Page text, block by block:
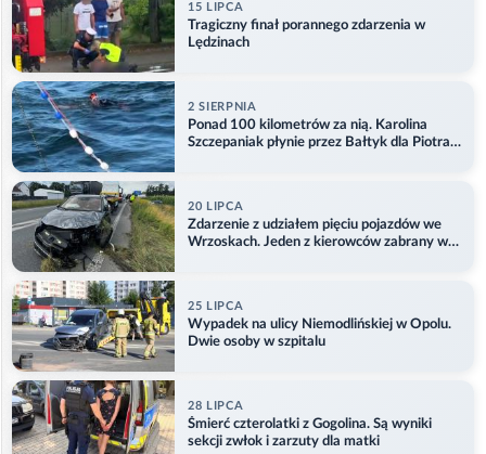
15 LIPCA
Tragiczny finał porannego zdarzenia w
Lędzinach
2 SIERPNIA
Ponad 100 kilometrów za nią. Karolina
Szczepaniak płynie przez Bałtyk dla Piotra.
20 LIPCA
Zdarzenie z udziałem pięciu pojazdów we
Wrzoskach. Jeden z kierowców zabrany w
25 LIPCA
Wypadek na ulicy Niemodlińskiej w Opolu.
Dwie osoby w szpitalu
28 LIPCA
Śmierć czterolatki z Gogolina. Są wyniki
sekcji zwłok i zarzuty dla matki